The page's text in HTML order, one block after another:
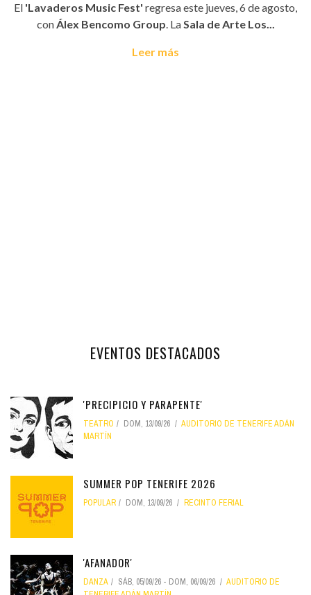
El 'Lavaderos Music Fest' regresa este jueves, 6 de agosto,
conÁlex Bencomo Group. LaSala de Arte Los...
Leer más
EVENTOS DESTACADOS
'PRECIPICIO Y PARAPENTE'
TEATRO DOM, 13/09/26
AUDITORIO DE TENERIFE ADÁN
MARTÍN
SUMMER POP TENERIFE 2026
POPULAR DOM, 13/09/26 RECINTO FERIAL
'AFANADOR'
DANZA SÁB, 05/09/26 - DOM, 06/09/26
AUDITORIO DE